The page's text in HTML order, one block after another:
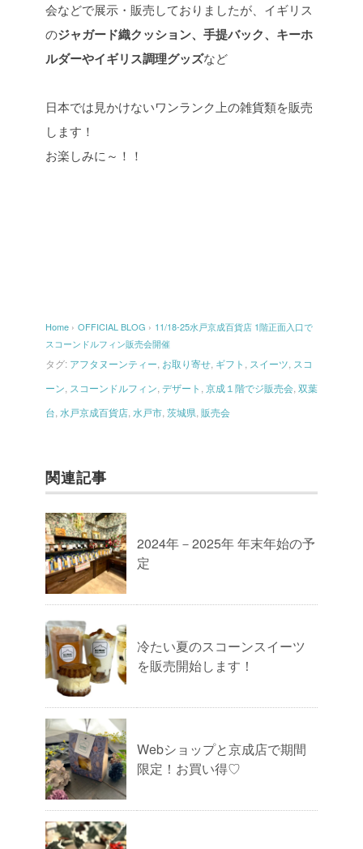
会などで展示・販売しておりましたが、イギリス
のジャガード織クッション、手提バック、キーホ
ルダーやイギリス調理グッズなど
日本では見かけないワンランク上の雑貨類を販売
します！
お楽しみに～！！
Home › OFFICIAL BLOG › 11/18-25水戸京成百貨店 1階正面入口で
スコーンドルフィン販売会開催
タグ: アフタヌーンティー お取り寄せ ギフト スイーツ スコ
ーン スコーンドルフィン デザート 京成１階でジ販売会 双葉
台 水戸京成百貨店 水戸市 茨城県 販売会
関連記事
2024年－2025年 年末年始の予
定
冷たい夏のスコーンスイーツ
を販売開始します！
Webショップと京成店で期間
限定！お買い得♡